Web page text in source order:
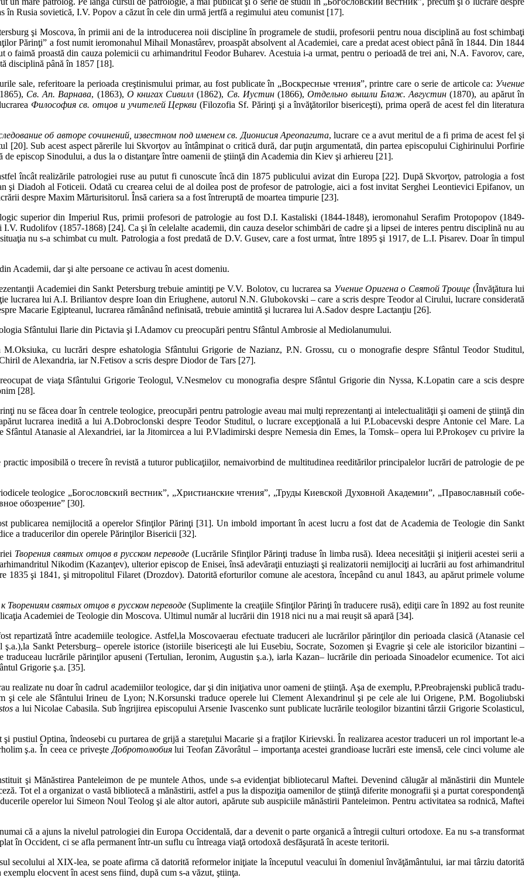
Rusia sovietică, I.V. Popov a căzut în cele din urmă jertfă a regimului ateu comunist [17].
şi Moscova, în primii ani de la introducerea noii discipline în programele de studii, profesorii pentru noua disciplină au fost schimbaţi
Părinţi” a fost numit ieromonahul Mihail Monastârev, proaspăt absolvent al Academiei, care a predat acest obiect până în 1844. Din 1844
faimă proastă din cauza polemicii cu arhimandritul Feodor Buharev. Acestuia i-a urmat, pentru o perioadă de trei ani, N.A. Favorov, care,
disciplină până în 1857 [18].
sale, referitoare la perioada creştinismului primar, au fost publicate în „Воскресные чтения”, printre care o serie de articole ca: Учение
Св. Ап. Варнава, (1863), О книгах Сивилл (1862), Св. Иустин(1866),Отдельно вышли Блаж. Августин (1870), au apărut în
Философия св. отцов и учителей Церкви(Filozofia Sf. Părinţi şi a învăţătorilor bisericeşti), prima operă de acest fel din literatura
об авторе сочинений, известном под именем св. Дионисия Ареопагита, lucrare ce a avut meritul de a fi prima de acest fel şi
[20]. Sub acest aspect părerile lui Skvorţov au întâmpinat o critică dură, dar puţin argumentată, din partea episcopului Cighirinului Porfirie
de episcop Sinodului, a dus la o distanţare între oamenii de ştiinţă din Academia din Kiev şi arhiereu [21].
încât realizările patrologiei ruse au putut fi cunoscute încă din 1875 publicului avizat din Europa [22]. După Skvorţov, patrologia a fost
şi Diadoh al Foticeii. Odată cu crearea celui de al doilea post de profesor de patrologie, aici a fost invitat Serghei Leontievici Epifanov, un
despre Maxim Mărturisitorul. Însă cariera sa a fost întreruptă de moartea timpurie [23].
superior din Imperiul Rus, primii profesori de patrologie au fost D.I. Kastaliski (1844-1848), ieromonahul Serafim Protopopov (1849-
Rudolifov (1857-1868) [24]. Ca şi în celelalte academii, din cauza deselor schimbări de cadre şi a lipsei de interes pentru disciplină nu au
nu s-a schimbat cu mult. Patrologia a fost predată de D.V. Gusev, care a fost urmat, între 1895 şi 1917, de L.I. Pisarev. Doar în timpul
Academii, dar şi alte persoane ce activau în acest domeniu.
Academiei din Sankt Peters­burg trebuie amintiţi pe V.V. Bolotov, cu lucrarea sa Учение Оригена о Святой Троице (Învăţătura lui
lucrarea lui A.I. Briliantov despre Ioan din Eriughene, autorul N.N. Glubokovski – care a scris despre Teodor al Cirului, lucrare considerată
Macarie Egipteanul, lucrarea rămânând nefinisată, trebuie amintită şi lucrarea lui A.Sadov despre Lactanţiu [26].
Sfântului Ilarie din Pictavia şi I.Adamov cu preocupări pentru Sfântul Ambrosie al Mediolanumului.
cu lucrări despre eshatolo­gia Sfântului Grigorie de Nazianz, P.N. Grossu, cu o monografie despre Sfântul Teodor Studitul,
de Alexandria, iar N.Fetisov a scris despre Diodor de Tars [27].
de viaţa Sfântului Grigorie Teologul, V.Nesmelov cu monografia despre Sfântul Grigorie din Nyssa, K.Lopatin care a scis despre
[28].
nu se făcea doar în centrele teologice, preocupări pentru patrologie aveau mai mulţi reprezentanţi ai intelectualităţii şi oameni de ştiinţă din
lucrarea inedită a lui A.Dobroclonski despre Teodor Studitul, o lucrare excepţională a lui P.Lobacevski despre Antonie cel Mare. La
Atanasie al Alexandriei, iar la Jitomircea a lui P.Vladimirski despre Nemesia din Emes, la Tomsk– opera lui P.Prokoşev cu privire la
imposibilă o trecere în revistă a tuturor publicaţiilor, nemaivorbind de multitudinea reeditărilor principalelor lucrări de patrologie de pe
teologice „Бого­словский вестник”, „Христианские чтения”, „Труды Киевской Духовной Академии”, „Православный собе­
обозрение” [30].
publicarea nemijlocită a operelor Sfinţilor Părinţi [31]. Un imbold important în acest lucru a fost dat de Academia de Teologie din Sankt
a traducerilor din operele Părinţilor Bisericii [32].
Творения святых отцов в русском переводе(Lucrările Sfinţilor Părinţi traduse în limba rusă). Ideea necesităţii şi iniţierii acestei serii a
Nikodim (Kazanţev), ulterior episcop de Enisei, însă adevăraţii entuziaşti şi realizatorii nemijlociţi ai lucrării au fost arhimandritul
şi 1841, şi mitropolitul Filaret (Drozdov). Datorită eforturilor comune ale acestora, începând cu anul 1843, au apărut primele volume
к Творениям святых отцов в русском переводе(Suplimente la creaţiile Sfinţilor Părinţi în traducere rusă), ediţii care în 1892 au fost reunite
Academiei de Teologie din Moscova. Ultimul număr al lucrării din 1918 nici nu a mai reuşit să apară [34].
repartizată între academiile teologice. Astfel,la Moscovaerau efectuate traduceri ale lucrărilor părinţilor din perioada clasică (Atanasie cel
Sankt Petersburg– operele istorice (istoriile biseri­ceşti ale lui Eusebiu, Socrate, Sozomen şi Evagrie şi cele ale istoricilor bizantini –
lucrările părinţilor apuseni (Tertulian, Ieronim, Augustin ş.a.), iarla Kazan– lucrările din perioada Sinoadelor ecumenice. Tot aici
Grigorie ş.a. [35].
realizate nu doar în cadrul aca­demiilor teologice, dar şi din iniţiativa unor oameni de ştiinţă. Aşa de exemplu, P.Preobrajenski publică tradu­
şi cele ale Sfântului Irineu de Lyon; N.Korsunski traduce operele lui Clement Alexandrinul şi pe cele ale lui Origene, P.M. Bogoliubski
a lui Nicolae Cabasila. Sub îngrijirea episcopului Arsenie Ivascenko sunt publicate lucrările teologilor bizantini târzii Grigorie Scolasticul,
pustiul Optina, îndeosebi cu pur­tarea de grijă a stareţului Macarie şi a fraţilor Kirievski. În realizarea acestor traduceri un rol important le-a
ş.a. În ceea ce priveşte Доброто­лю­бияlui Teofan Zăvorâtul – importanţa acestei grandioase lucrări este imensă, cele cinci volume ale
şi Mănăstirea Panteleimon de pe muntele Athos, unde s-a evidenţiat bibliotecarul Maftei. Devenind călugăr al mănăstirii din Muntele
Tot el a organizat o vastă bibliotecă a mănăstirii, astfel a pus la dispoziţia oamenilor de ştiinţă diferite monografii şi a purtat corespondenţă
operelor lui Simeon Noul Teolog şi ale altor autori, apărute sub auspiciile mănăstirii Panteleimon. Pentru activitatea sa rodnică, Maftei
că a ajuns la nivelul patrologiei din Europa Occidentală, dar a devenit o parte organică a întregii culturi ortodoxe. Ea nu s-a transformat
în Occident, ci se afla permanent într-un suflu cu întreaga viaţă ortodoxă desfăşurată în aceste teritorii.
secolului al XIX-lea, se poate afirma că datorită reformelor iniţiate la începutul veacului în domeniul învăţământului, iar mai târziu datorită
elocvent în acest sens fiind, după cum s-a văzut, ştiinţa.